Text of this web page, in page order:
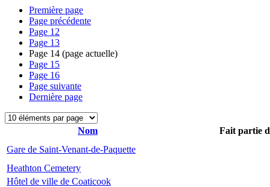
Première page
Page précédente
Page 12
Page 13
Page 14 (page actuelle)
Page 15
Page 16
Page suivante
Dernière page
Nom
Fait partie
Gare de Saint-Venant-de-Paquette
Heathton Cemetery
Hôtel de ville de Coaticook